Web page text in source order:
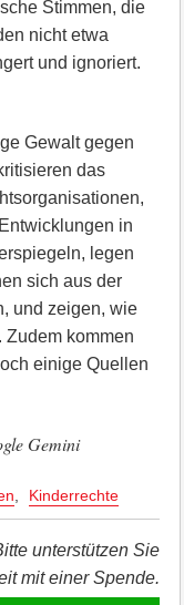
Stimmen, die
nicht etwa
und ignoriert.
Gewalt gegen
das
in
legen
sich aus der
und zeigen, wie
Zudem kommen
einige Quellen
Gemini
Kinderrechte
unterstützen Sie
mit einer Spende.